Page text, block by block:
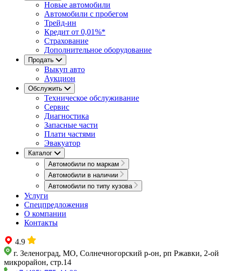
Новые автомобили
Автомобили с пробегом
Трейд-ин
Кредит от 0,01%*
Страхование
Дополнительное оборудование
Продать
Выкуп авто
Аукцион
Обслужить
Техническое обслуживание
Сервис
Диагностика
Запасные части
Плати частями
Эвакуатор
Каталог
Автомобили по маркам
Автомобили в наличии
Автомобили по типу кузова
Услуги
Спецпредложения
О компании
Контакты
4.9
г. Зеленоград, МО, Солнечногорский р-он, рп Ржавки, 2-ой
микрорайон, стр.14